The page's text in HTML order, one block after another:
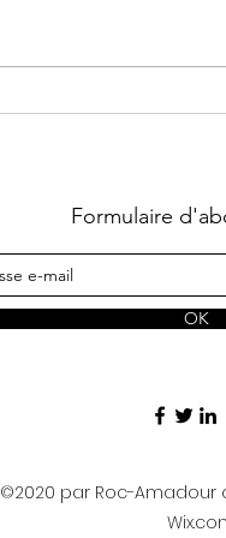
CONCERT
Formulaire
OK
©2020 par Roc-Amadour